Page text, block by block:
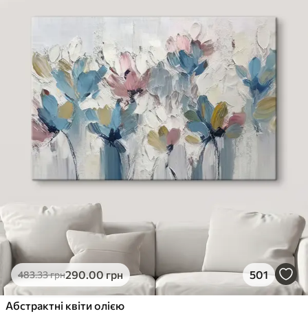
483.33грн290.00грн 501
Абстрактні квіти олією